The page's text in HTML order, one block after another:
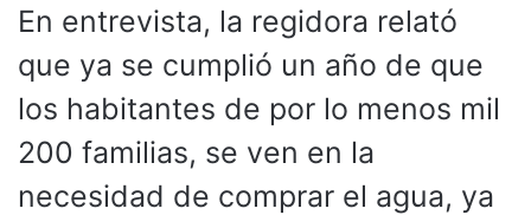
En entrevista, la regidora relató
que ya se cumplió un año de que
los habitantes de por lo menos mil
200 familias, se ven en la
necesidad de comprar el agua, ya